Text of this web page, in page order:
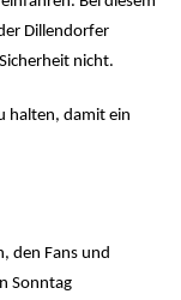
Dillendorfer
nicht.
halten, damit ein
den Fans und
Sonntag